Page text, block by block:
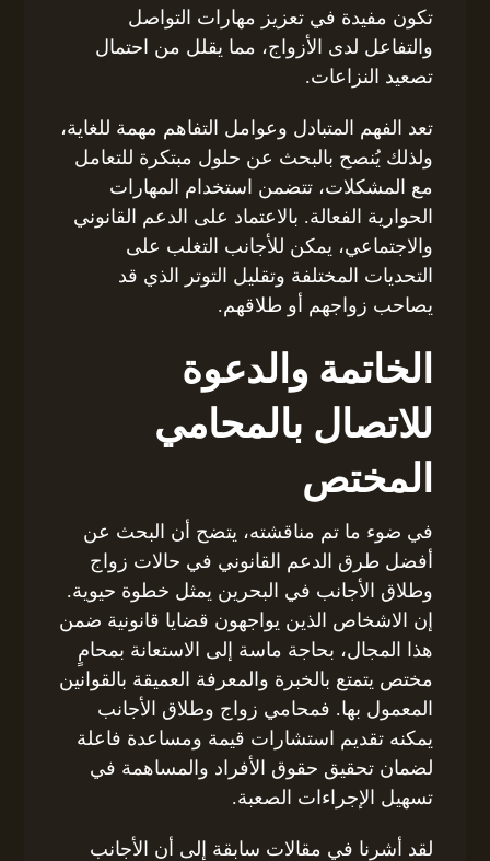
تكون مفيدة في تعزيز مهارات التواصل
والتفاعل لدى الأزواج، مما يقلل من احتمال
تصعيد النزاعات.
تعد الفهم المتبادل وعوامل التفاهم مهمة للغاية،
ولذلك يُنصح بالبحث عن حلول مبتكرة للتعامل
مع المشكلات، تتضمن استخدام المهارات
الحوارية الفعالة. بالاعتماد على الدعم القانوني
والاجتماعي، يمكن للأجانب التغلب على
التحديات المختلفة وتقليل التوتر الذي قد
يصاحب زواجهم أو طلاقهم.
الخاتمة والدعوة
للاتصال بالمحامي
المختص
في ضوء ما تم مناقشته، يتضح أن البحث عن
أفضل طرق الدعم القانوني في حالات زواج
وطلاق الأجانب في البحرين يمثل خطوة حيوية.
إن الاشخاص الذين يواجهون قضايا قانونية ضمن
هذا المجال، بحاجة ماسة إلى الاستعانة بمحامٍ
مختص يتمتع بالخبرة والمعرفة العميقة بالقوانين
المعمول بها. فمحامي زواج وطلاق الأجانب
يمكنه تقديم استشارات قيمة ومساعدة فاعلة
لضمان تحقيق حقوق الأفراد والمساهمة في
تسهيل الإجراءات الصعبة.
لقد أشرنا في مقالات سابقة إلى أن الأجانب